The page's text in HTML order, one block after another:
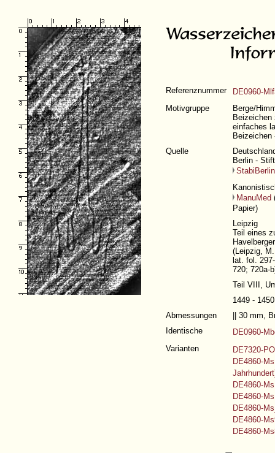
Referenznummer
DE0960-
Motivgruppe
Berge/
Beizeichen
einfaches
Beizeichen
Quelle
Berlin -
StabiBerlin
ManuMed
Papier)
Leipzig
Teil eines
(Leipzig,
lat. fol.
720; 720a-
Teil VIII,
1449 -
Abmessungen
|| 30 mm,
Identische
DE0960-
Varianten
DE7320-
DE4860-
DE4860-
DE4860-
DE4860-
DE4860-
DE4860-